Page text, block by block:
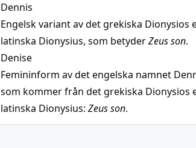
Dennis
Engelsk variant av det grekiska Dionysios
latinska Dionysius, som betyderZeus son.
Denise
Femininform av det engelska namnet
som kommer från det grekiska Dionysios
latinska Dionysius: Zeus son.